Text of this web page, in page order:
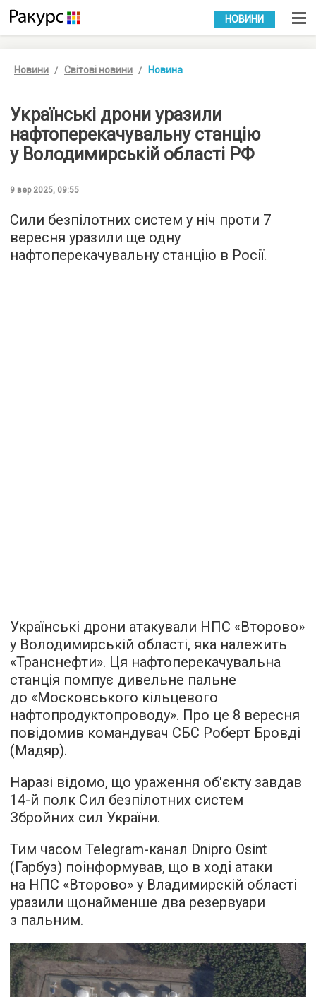
УКР РУС
НОВИНИ
Новини Світові новини Новина
Українські дрони уразили
нафтоперекачувальну станцію
у Володимирській області РФ
9 вер 2025, 09:55
Сили безпілотних систем у ніч проти 7
вересня уразили ще одну
нафтоперекачувальну станцію в Росії.
Українські дрони атакували НПС «Второво»
у Володимирській області, яка належить
«Транснефти». Ця нафтоперекачувальна
станція помпує дивельне пальне
до «Московського кільцевого
нафтопродуктопроводу». Про це 8 вересня
повідомив командувач СБС Роберт Бровді
(Мадяр).
Наразі відомо, що ураження об'єкту завдав
14-й полк Сил безпілотних систем
Збройних сил України.
Тим часом Telegram-канал Dnipro Osint
(Гарбуз) поінформував, що в ході атаки
на НПС «Второво» у Владимирскій області
уразили щонайменше два резервуари
з пальним.